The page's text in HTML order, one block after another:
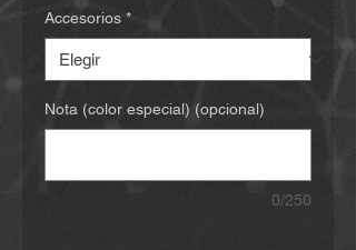
Accesorios *
Nota (color especial) (opcional)
0/250